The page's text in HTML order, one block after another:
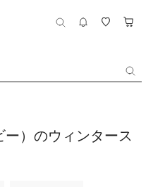
）のウィンタース